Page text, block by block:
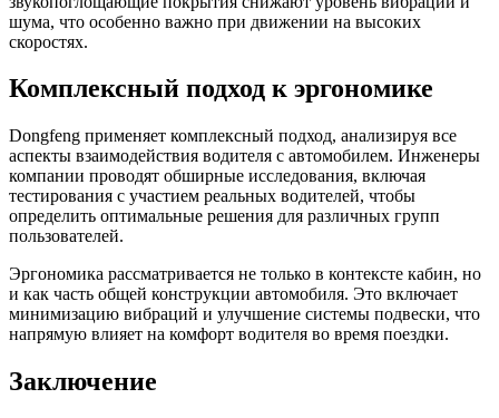
шума, что особенно важно при движении на высоких
скоростях.
Комплексный подход к эргономике
Dongfeng применяет комплексный подход, анализируя все
аспекты взаимодействия водителя с автомобилем. Инженеры
компании проводят обширные исследования, включая
тестирования с участием реальных водителей, чтобы
определить оптимальные решения для различных групп
пользователей.
Эргономика рассматривается не только в контексте кабин, но
и как часть общей конструкции автомобиля. Это включает
минимизацию вибраций и улучшение системы подвески, что
напрямую влияет на комфорт водителя во время поездки.
Заключение